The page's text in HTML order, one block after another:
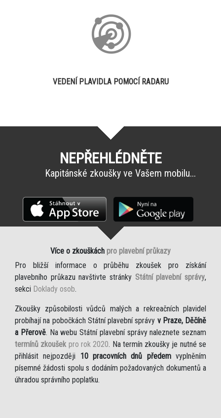
VEDENÍ PLAVIDLA POMOCÍ RADARU
NEPŘEHLÉDNĚTE
Kapitánské zkoušky ve Vašem mobilu...
Více o zkouškách pro plavební průkazy
Pro bližší informace o průběhu zkoušek pro získání
plavebního průkazu navštivte stránky Státní plavební správy,
sekci Doklady osob.
Zkoušky způsobilosti vůdců malých a rekreačních plavidel
probíhají na pobočkách Státní plavební správy v Praze, Děčíně
a Přerově. Na webu Státní plavební správy naleznete seznam
termínů zkoušek pro rok 2020. Na termín zkoušky je nutné se
přihlásit nejpozději 10 pracovních dnů předemvyplněním
písemné žádosti spolu s dodáním požadovaných dokumentů a
úhradou správního poplatku.